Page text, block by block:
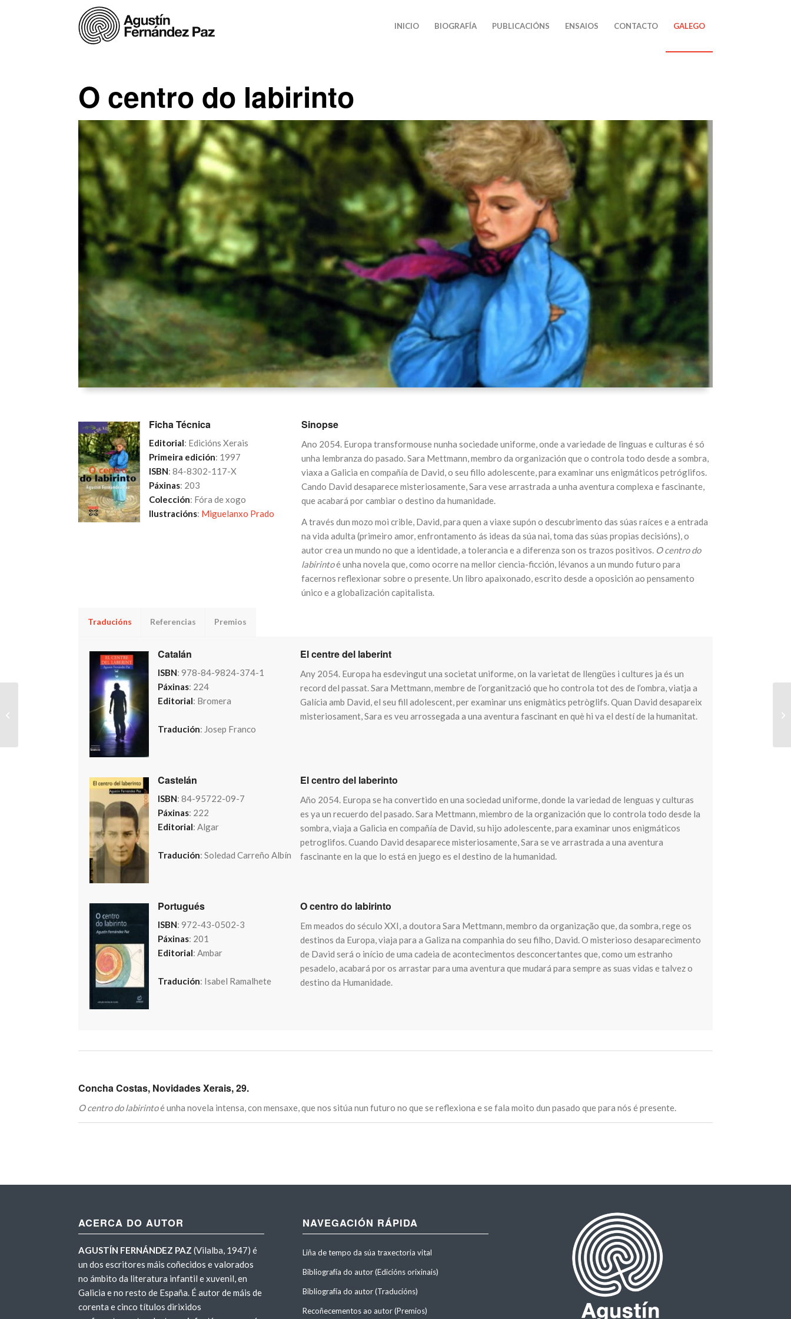
INICIO BIOGRAFÍA PUBLICACIÓNS ENSAIOS CONTACTO GALEGO
O centro do labirinto
Ficha Técnica
Editorial: Edicións Xerais
Primeira edición: 1997
ISBN: 84-8302-117-X
Páxinas: 203
Colección: Fóra de xogo
Ilustracións: Miguelanxo Prado
Sinopse
Ano 2054. Europa transformouse nunha sociedade uniforme, onde a variedade de linguas e culturas é só
unha lembranza do pasado. Sara Mettmann, membro da organización que o controla todo desde a sombra,
viaxa a Galicia en compañía de David, o seu fillo adolescente, para examinar uns enigmáticos petróglifos.
Cando David desaparece misteriosamente, Sara vese arrastrada a unha aventura complexa e fascinante,
que acabará por cambiar o destino da humanidade.
A través dun mozo moi crible, David, para quen a viaxe supón o descubrimento das súas raíces e a entrada
na vida adulta (primeiro amor, enfrontamento ás ideas da súa nai, toma das súas propias decisións), o
autor crea un mundo no que a identidade, a tolerancia e a diferenza son os trazos positivos. O centro do
labirintoé unha novela que, como ocorre na mellor ciencia-ficción, lévanos a un mundo futuro para
facernos reflexionar sobre o presente. Un libro apaixonado, escrito desde a oposición ao pensamento
único e a globalización capitalista.
Traducións Referencias Premios
Catalán
ISBN: 978-84-9824-374-1
Páxinas: 224
Editorial: Bromera
Tradución: Josep Franco
El centre del laberint
Any 2054. Europa ha esdevingut una societat uniforme, on la varietat de llengües i cultures ja és un
record del passat. Sara Mettmann, membre de l’organització que ho controla tot des de l’ombra, viatja a
Galícia amb David, el seu fill adolescent, per examinar uns enigmàtics petròglifs. Quan David desapareix
misteriosament, Sara es veu arrossegada a una aventura fascinant en què hi va el destí de la humanitat.
Castelán
ISBN: 84-95722-09-7
Páxinas: 222
Editorial: Algar
Tradución: Soledad Carreño Albín
El centro del laberinto
Año 2054. Europa se ha convertido en una sociedad uniforme, donde la variedad de lenguas y culturas
es ya un recuerdo del pasado. Sara Mettmann, miembro de la organización que lo controla todo desde la
sombra, viaja a Galicia en compañía de David, su hijo adolescente, para examinar unos enigmáticos
petroglifos. Cuando David desaparece misteriosamente, Sara se ve arrastrada a una aventura
fascinante en la que lo está en juego es el destino de la humanidad.
Portugués
ISBN: 972-43-0502-3
Páxinas: 201
Editorial: Ambar
Tradución: Isabel Ramalhete
O centro do labirinto
Em meados do século XXI, a doutora Sara Mettmann, membro da organização que, da sombra, rege os
destinos da Europa, viaja para a Galiza na companhia do seu filho, David. O misterioso desaparecimento
de David será o início de uma cadeia de acontecimentos desconcertantes que, como um estranho
pesadelo, acabará por os arrastar para uma aventura que mudará para sempre as suas vidas e talvez o
destino da Humanidade.
Concha Costas, Novidades Xerais, 29.
O centro do labirintoé unha novela intensa, con mensaxe, que nos sitúa nun futuro no que se reflexiona e se fala moito dun pasado que para nós é presente.
ACERCA DO AUTOR
AGUSTÍN FERNÁNDEZ PAZ (Vilalba, 1947) é
un dos escritores máis coñecidos e valorados
no ámbito da literatura infantil e xuvenil, en
Galicia e no resto de España. É autor de máis de
corenta e cinco títulos dirixidos
NAVEGACIÓN RÁPIDA
Liña de tempo da súa traxectoria vital
Bibliografía do autor (Edicións orixinais)
Bibliografía do autor (Traducións)
Recoñecementos ao autor (Premios)